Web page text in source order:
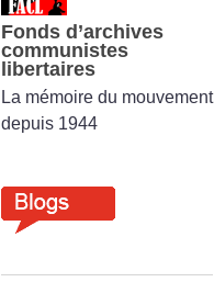
Fonds d’archives
communistes
libertaires
La mémoire du mouvement
depuis 1944